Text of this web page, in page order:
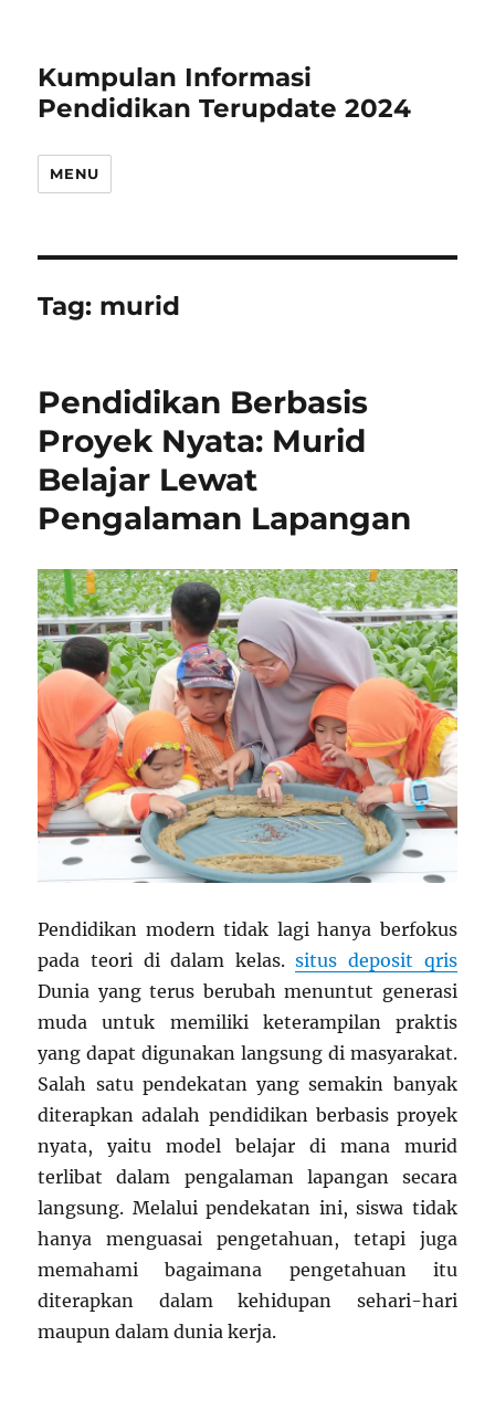
Kumpulan Informasi
Pendidikan Terupdate 2024
MENU
Tag: murid
Pendidikan Berbasis
Proyek Nyata: Murid
Belajar Lewat
Pengalaman Lapangan
Pendidikan modern tidak lagi hanya berfokus
pada teori di dalam kelas.situs deposit qris
Dunia yang terus berubah menuntut generasi
muda untuk memiliki keterampilan praktis
yang dapat digunakan langsung di masyarakat.
Salah satu pendekatan yang semakin banyak
diterapkan adalah pendidikan berbasis proyek
nyata, yaitu model belajar di mana murid
terlibat dalam pengalaman lapangan secara
langsung. Melalui pendekatan ini, siswa tidak
hanya menguasai pengetahuan, tetapi juga
memahami bagaimana pengetahuan itu
diterapkan dalam kehidupan sehari-hari
maupun dalam dunia kerja.